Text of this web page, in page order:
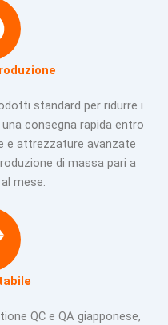
standard per ridurre i
consegna rapida entro
e attrezzature avanzate
di massa pari a
mese.
QC e QA giapponese,